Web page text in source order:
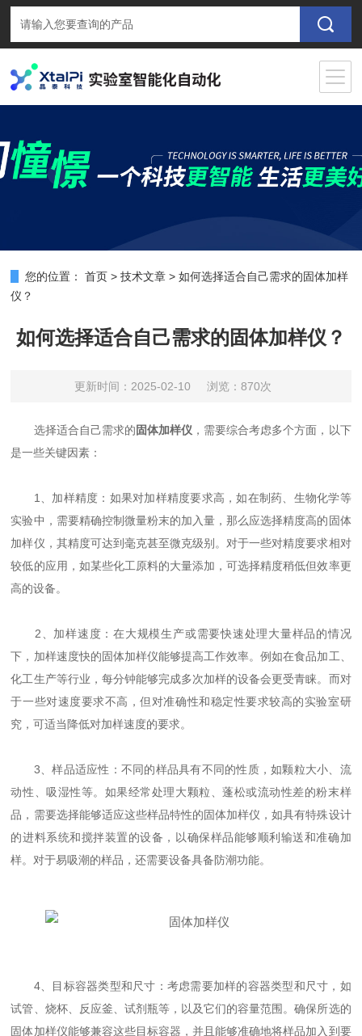
您的位置： 首页 >技术文章 >如何选择适合自己需求的固体加样
仪？
如何选择适合自己需求的固体加样仪？
更新时间：2025-02-10 浏览：870次
选择适合自己需求的固体加样仪 ，需要综合考虑多个方面，以下
是一些关键因素：
1、加样精度：如果对加样精度要求高，如在制药、生物化学等
实验中，需要精确控制微量粉末的加入量，那么应选择精度高的固体
加样仪，其精度可达到毫克甚至微克级别。对于一些对精度要求相对
较低的应用，如某些化工原料的大量添加，可选择精度稍低但效率更
高的设备。
2、加样速度：在大规模生产或需要快速处理大量样品的情况
下，加样速度快的固体加样仪能够提高工作效率。例如在食品加工、
化工生产等行业，每分钟能够完成多次加样的设备会更受青睐。而对
于一些对速度要求不高，但对准确性和稳定性要求较高的实验室研
究，可适当降低对加样速度的要求。
3、样品适应性：不同的样品具有不同的性质，如颗粒大小、流
动性、吸湿性等。如果经常处理大颗粒、蓬松或流动性差的粉末样
品，需要选择能够适应这些样品特性的固体加样仪，如具有特殊设计
的进料系统和搅拌装置的设备，以确保样品能够顺利输送和准确加
样。对于易吸潮的样品，还需要设备具备防潮功能。
4、目标容器类型和尺寸：考虑需要加样的容器类型和尺寸，如
试管、烧杯、反应釜、试剂瓶等，以及它们的容量范围。确保所选的
固体加样仪能够兼容这些目标容器，并且能够准确地将样品加入到要